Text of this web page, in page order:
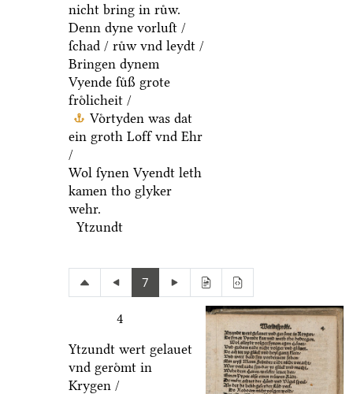
nicht bring in ruͤw.
Denn dyne vorluſt /
ſchad / ruͤw vnd leydt /
Bringen dynem
Vyende ſuͤß grote
froͤlicheit /
Voͤrtyden was dat
ein groth Loff vnd Ehr
/
Wol ſynen Vyendt leth
kamen tho glyker
wehr.
Ytzundt
7
4
Ytzundt wert gelauet
vnd geroͤmt in
Krygen /